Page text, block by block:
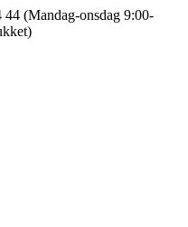
(Mandag-onsdag 9:00-